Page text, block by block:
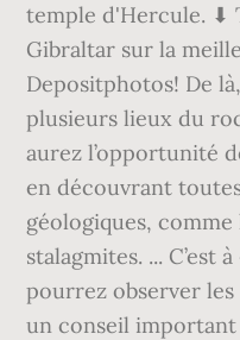
temple d'Hercule. ⬇
Gibraltar sur la
Depositphotos! De
plusieurs lieux du
aurez l’opportunité
en découvrant
géologiques,
stalagmites. ... C’est
pourrez observer
un conseil important